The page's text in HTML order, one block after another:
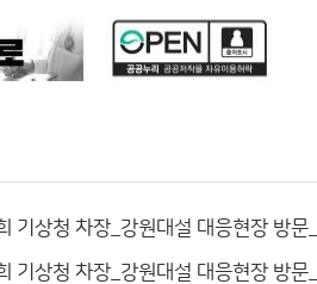
기상청 차장_강원대설 대응현장
기상청 차장_강원대설 대응현장